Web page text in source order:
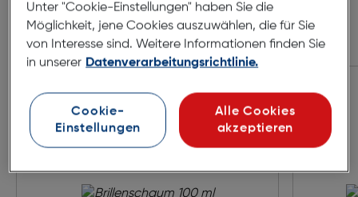
Zubehör
Unter "Cookie-Einstellungen" haben Sie die
Möglichkeit, jene Cookies auszuwählen, die für Sie
von Interesse sind. Weitere Informationen finden Sie
in unserer Datenverarbeitungsrichtlinie.
Cookie-
Einstellungen
Alle Cookies
akzeptieren